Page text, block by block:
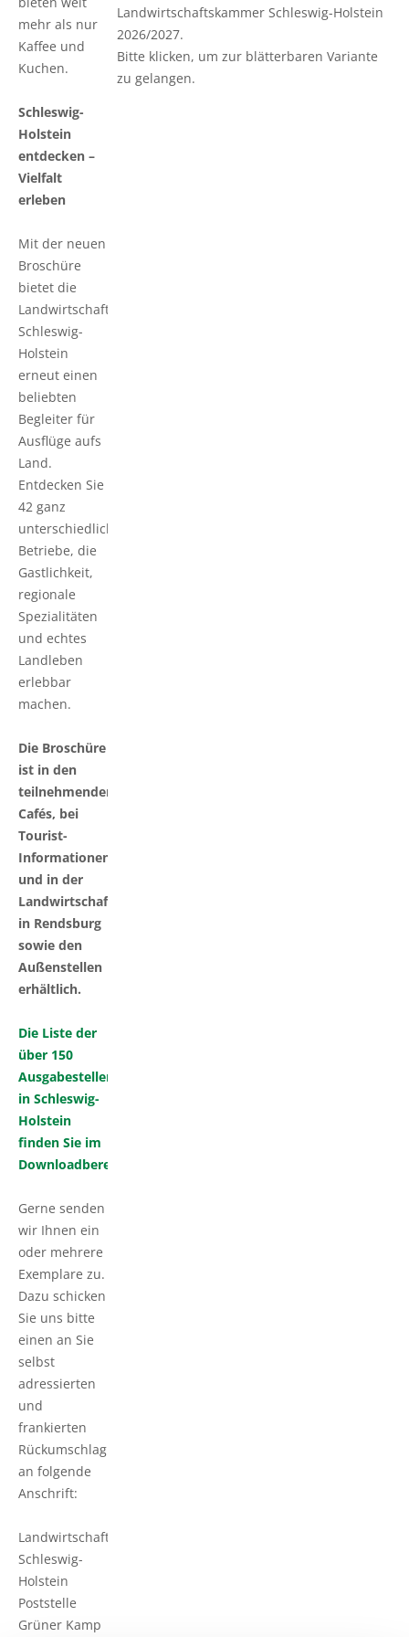
Pflanzenschutzberatung
Anbauberatung
ELER Grünlandberatung
Innovationsberatung EIP-Förderung
Beratung für den ökologischen Landbau
Bau-, Energie- und Technikberatung
Obstbau
Haus- und Kleingarten
Landwirtschaftskammer Schleswig-Holstein
2026/2027.
Bitte klicken, um zur blätterbaren Variante
zu gelangen.
mehr als nur
Kaffee und
Kuchen.
Schleswig-
Holstein
entdecken –
Vielfalt
erleben
Mit der neuen
Broschüre
bietet die
Landwirtschaftskammer
Schleswig-
Holstein
erneut einen
beliebten
Begleiter für
Ausflüge aufs
Land.
Entdecken Sie
42 ganz
unterschiedliche
Betriebe, die
Gastlichkeit,
regionale
Spezialitäten
und echtes
Landleben
erlebbar
machen.
Die Broschüre
ist in den
teilnehmenden
Cafés, bei
Tourist-
Informationen
und in der
Landwirtschaftskammer
in Rendsburg
sowie den
Außenstellen
erhältlich.
Die Liste der
über 150
Ausgabestellen
in Schleswig-
Holstein
finden Sie im
Downloadbereich.
Gerne senden
wir Ihnen ein
oder mehrere
Exemplare zu.
Dazu schicken
Sie uns bitte
einen an Sie
selbst
adressierten
und
frankierten
Rückumschlag
an folgende
Anschrift:
Landwirtschaftskammer
Schleswig-
Holstein
Poststelle
Grüner Kamp